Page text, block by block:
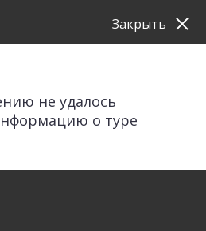
не удалось
о туре
Закрыть